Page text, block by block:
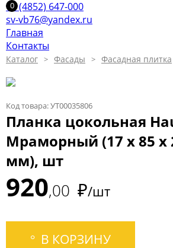
+7 (4852) 647-000
sv-vb76@yandex.ru
Главная
Контакты
Каталог Фасады Фасадная плитка
Код товара: УТ00035806
Планка цокольная
Мраморный (17 х 85 х
мм), шт
920 00 ₽/шт
В КОРЗИНУ